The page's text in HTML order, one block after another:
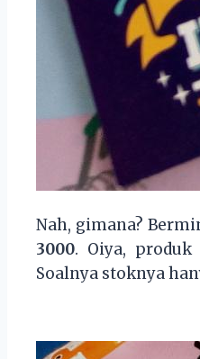
Nah, gimana?
3000. Oiya,
Soalnya stoknya